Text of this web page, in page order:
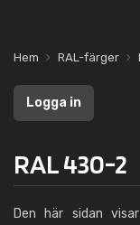
Hem RAL-färger
Logga in
RAL 430-2
Den här sidan